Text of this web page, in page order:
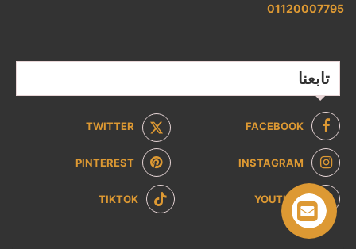
01120007795
تابعنا
FACEBOOK
TWITTER
INSTAGRAM
PINTEREST
YOUTUBE
TIKTOK